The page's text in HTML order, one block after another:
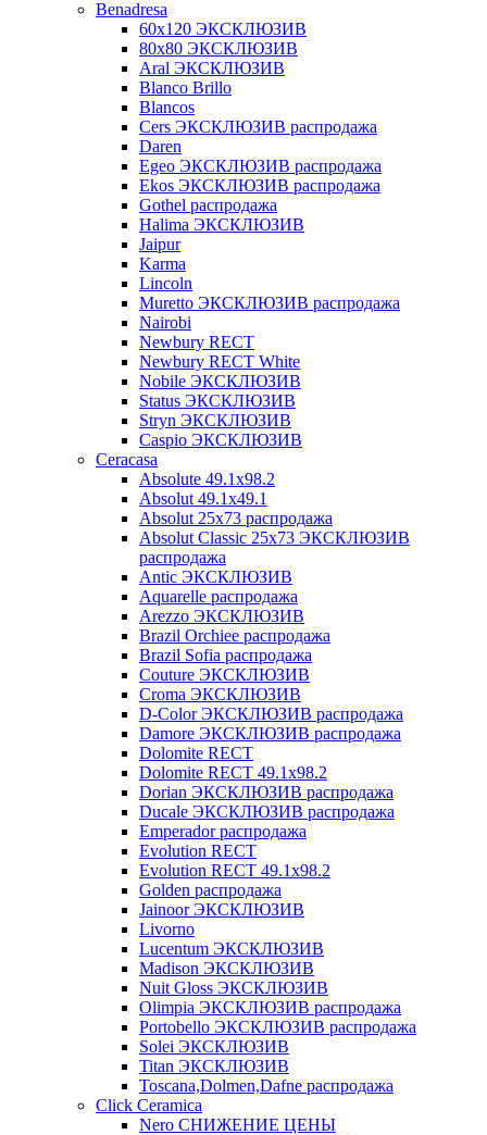
Benadresa
60х120 ЭКСКЛЮЗИВ
80х80 ЭКСКЛЮЗИВ
Aral ЭКСКЛЮЗИВ
Blanco Brillo
Blancos
Cers ЭКСКЛЮЗИВ распродажа
Daren
Egeo ЭКСКЛЮЗИВ распродажа
Ekos ЭКСКЛЮЗИВ распродажа
Gothel распродажа
Halima ЭКСКЛЮЗИВ
Jaipur
Karma
Lincoln
Muretto ЭКСКЛЮЗИВ распродажа
Nairobi
Newbury RECT
Newbury RECT White
Nobile ЭКСКЛЮЗИВ
Status ЭКСКЛЮЗИВ
Stryn ЭКСКЛЮЗИВ
Сaspio ЭКСКЛЮЗИВ
Ceracasa
Absolute 49.1x98.2
Absolut 49.1x49.1
Absolut 25x73 распродажа
Absolut Classic 25x73 ЭКСКЛЮЗИВ
распродажа
Antic ЭКСКЛЮЗИВ
Aquarelle распродажа
Arezzo ЭКСКЛЮЗИВ
Brazil Orchiee распродажа
Brazil Sofia распродажа
Couture ЭКСКЛЮЗИВ
Croma ЭКСКЛЮЗИВ
D-Color ЭКСКЛЮЗИВ распродажа
Damore ЭКСКЛЮЗИВ распродажа
Dolomite RECT
Dolomite RECT 49.1x98.2
Dorian ЭКСКЛЮЗИВ распродажа
Ducale ЭКСКЛЮЗИВ распродажа
Emperador распродажа
Evolution RECT
Evolution RECT 49.1x98.2
Golden распродажа
Jainoor ЭКСКЛЮЗИВ
Livorno
Lucentum ЭКСКЛЮЗИВ
Madison ЭКСКЛЮЗИВ
Nuit Gloss ЭКСКЛЮЗИВ
Olimpia ЭКСКЛЮЗИВ распродажа
Portobello ЭКСКЛЮЗИВ распродажа
Solei ЭКСКЛЮЗИВ
Titan ЭКСКЛЮЗИВ
Toscana,Dolmen,Dafne распродажа
Cliсk Ceramica
Nero СНИЖЕНИЕ ЦЕНЫ